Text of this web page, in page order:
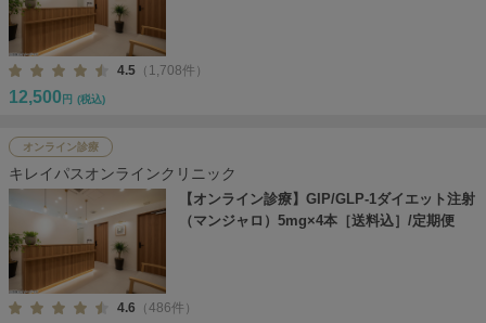
4.5 （1,708件）
12,500 円 (税込)
オンライン診療
キレイパスオンラインクリニック
【オンライン診療】GIP/GLP-1ダイエット注射
（マンジャロ）5mg×4本［送料込］/定期便
4.6 （486件）